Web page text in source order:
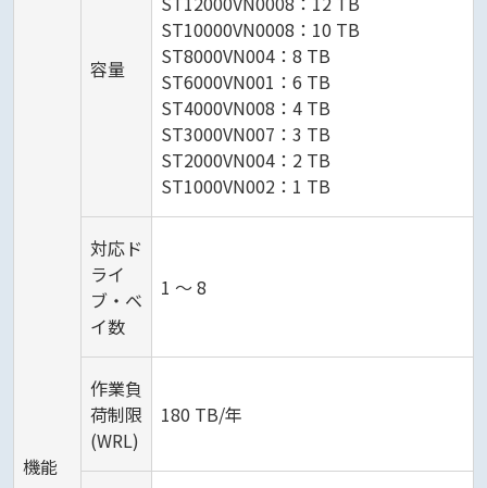
機能
容量
ST10000VN0008：10 TB
ST8000VN004：8 TB
ST6000VN001：6 TB
ST4000VN008：4 TB
ST3000VN007：3 TB
ST2000VN004：2 TB
ST1000VN002：1 TB
対応ド
ライ
ブ・ベ
イ数
1 ～ 8
作業負
荷制限
(WRL)
180 TB/年